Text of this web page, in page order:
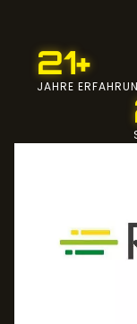
21+
JAHRE